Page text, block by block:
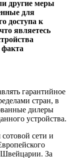
другие меры
для
доступа к
являетесь
факта
гарантийное
стран, в
дилеры
устройства.
сети и
За